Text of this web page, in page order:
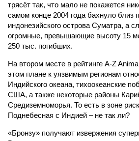
трясёт так, что мало не покажется
самом конце 2004 года бахнуло близ
индонезийского острова Суматра, а
огромные, превышающие высоту 15
250 тыс. погибших.
На втором месте в рейтинге A-Z
этом плане к уязвимым регионам
Индийского океана, тихо­океанские
США, а также некоторые районы
Средиземноморья. То есть в зоне
Поднебесная с Индией – не так ли?
«Бронзу» получают извержения